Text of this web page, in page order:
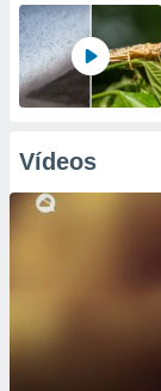
Vídeos